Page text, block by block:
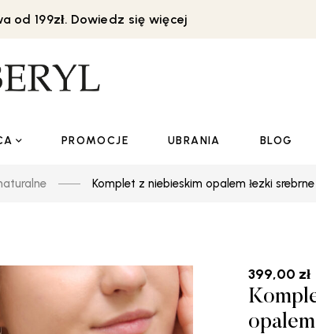
od 199zł. Dowiedz się więcej
PROMOCJE UBRANIA BLOG
Komplet z niebieskim opalem łezki
399,00 zł